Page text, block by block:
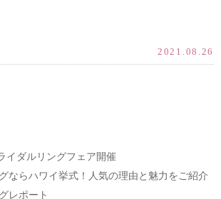
2021.08.26
イダルリングフェア開催
ならハワイ挙式！人気の理由と魅力をご紹介
レポート